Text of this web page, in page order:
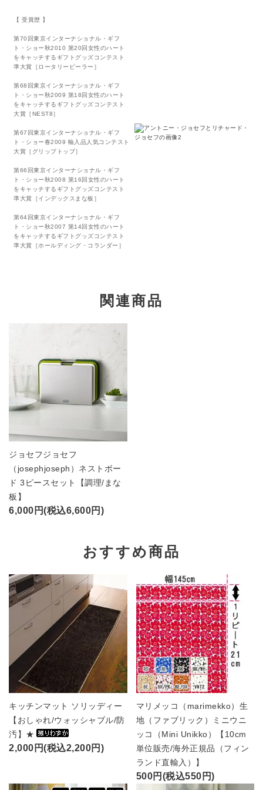
【 受賞歴 】
第70回東京インターナショナル・ギフ
ト・ショー秋2010 第20回女性のハート
をキャッチするギフトグッズコンテスト
準大賞［ロータリーピーラー］
第68回東京インターナショナル・ギフ
ト・ショー秋2009 第18回女性のハート
をキャッチするギフトグッズコンテスト
大賞［NEST8］
第67回東京インターナショナル・ギフ
ト・ショー春2009 輸入品人気コンテスト
大賞［グリップトップ］
第66回東京インターナショナル・ギフ
ト・ショー秋2008 第16回女性のハート
をキャッチするギフトグッズコンテスト
準大賞［インデックスまな板］
第64回東京インターナショナル・ギフ
ト・ショー秋2007 第14回女性のハート
をキャッチするギフトグッズコンテスト
準大賞［ホールディング・コランダー］
関連商品
ジョセフジョセフ
（josephjoseph）ネストボー
ド 3ピースセット【調理/まな
板】
6,000円(税込6,600円)
おすすめ商品
キッチンマット ソリッディー
【おしゃれ/ウォッシャブル/防
汚】★
2,000円(税込2,200円)
マリメッコ（marimekko）生
地（ファブリック）ミニウニ
ッコ（Mini Unikko）【10cm
単位販売/海外正規品（フィン
ランド直輸入）】
500円(税込550円)